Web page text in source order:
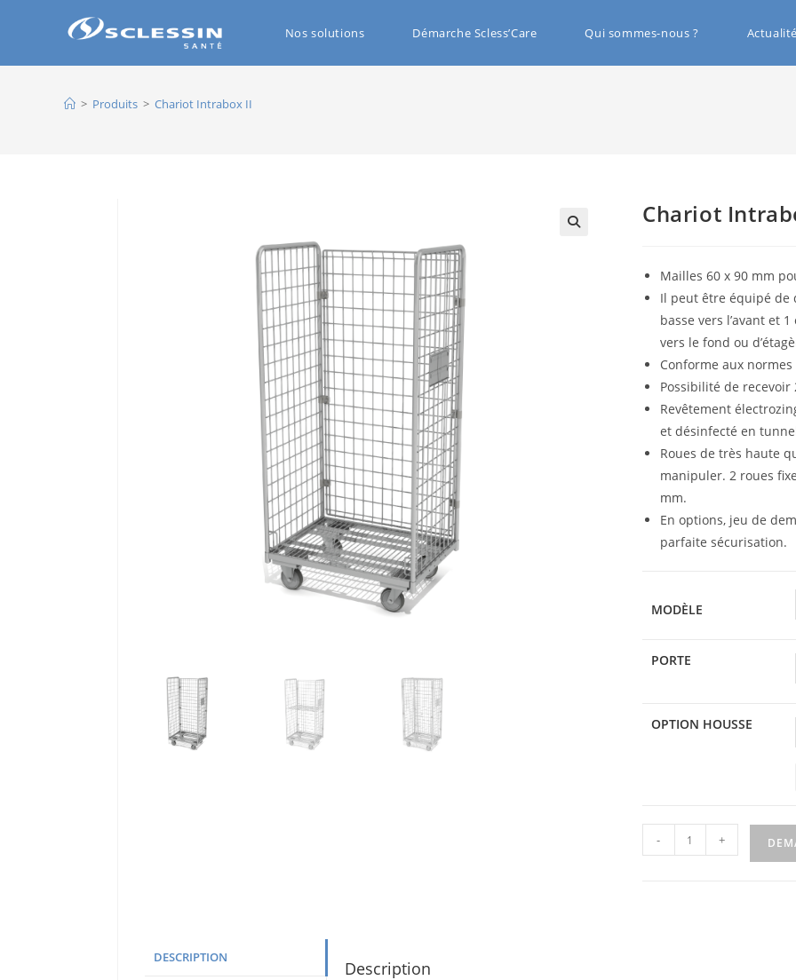
Nos solutions Démarche Scless’Care Qui sommes-nous ?
> Produits > Chariot Intrabox II
Chariot
Mailles 60 x 90 mm
Il peut être équipé de
basse vers l’avant et
vers le fond ou
Conforme aux
Possibilité de recevoir
Revêtement
et désinfecté en
Roues de très haute
manipuler. 2 roues
mm.
En options, jeu de
parfaite sécurisation.
MODÈLE
PORTE
OPTION HOUSSE
- +
DESCRIPTION
Description